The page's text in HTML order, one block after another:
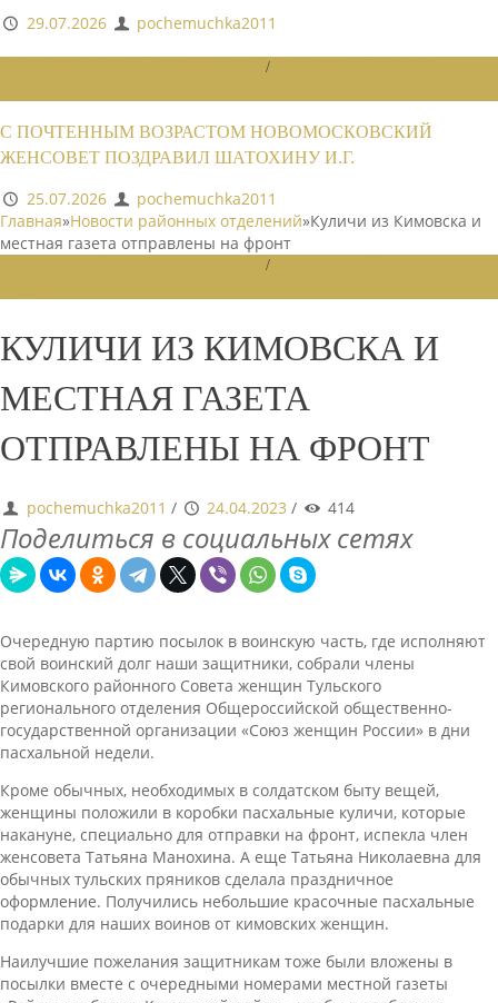
29.07.2026 pochemuchka2011
/
С ПОЧТЕННЫМ ВОЗРАСТОМ НОВОМОСКОВСКИЙ
ЖЕНСОВЕТ ПОЗДРАВИЛ ШАТОХИНУ И.Г.
25.07.2026
pochemuchka2011
Главная»Новости районных отделений»Куличи из Кимовска и
местная газета отправлены на фронт
/
КУЛИЧИ ИЗ КИМОВСКА И
МЕСТНАЯ ГАЗЕТА
ОТПРАВЛЕНЫ НА ФРОНТ
pochemuchka2011 / 24.04.2023 / 414
Поделиться в социальных сетях
Очередную партию посылок в воинскую часть, где исполняют
свой воинский долг наши защитники, собрали члены
Кимовского районного Совета женщин Тульского
регионального отделения Общероссийской общественно-
государственной организации «Союз женщин России» в дни
пасхальной недели.
Кроме обычных, необходимых в солдатском быту вещей,
женщины положили в коробки пасхальные куличи, которые
накануне, специально для отправки на фронт, испекла член
женсовета Татьяна Манохина. А еще Татьяна Николаевна для
обычных тульских пряников сделала праздничное
оформление. Получились небольшие красочные пасхальные
подарки для наших воинов от кимовских женщин.
Наилучшие пожелания защитникам тоже были вложены в
посылки вместе с очередными номерами местной газеты